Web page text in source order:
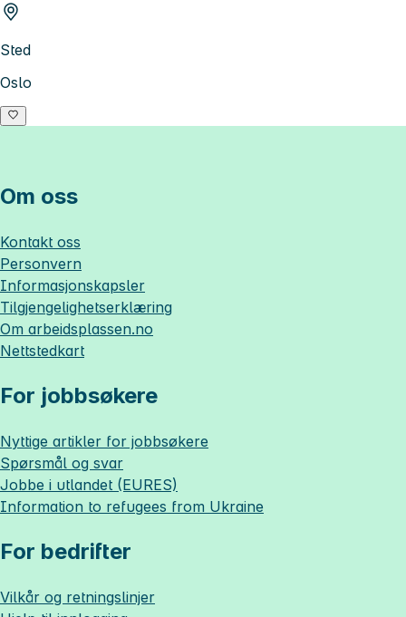
Sted
Oslo
Om oss
Kontakt oss
Personvern
Informasjonskapsler
Tilgjengelighetserklæring
Om arbeidsplassen.no
Nettstedkart
For jobbsøkere
Nyttige artikler for jobbsøkere
Spørsmål og svar
Jobbe i utlandet (EURES)
Information to refugees from Ukraine
For bedrifter
Vilkår og retningslinjer